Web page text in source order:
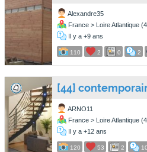
Alexandre35
France > Loire Atlantique
Il y a +9 ans
110 2 0 2
[44]
ARNO11
France > Loire Atlantique
Il y a +12 ans
120 53 2